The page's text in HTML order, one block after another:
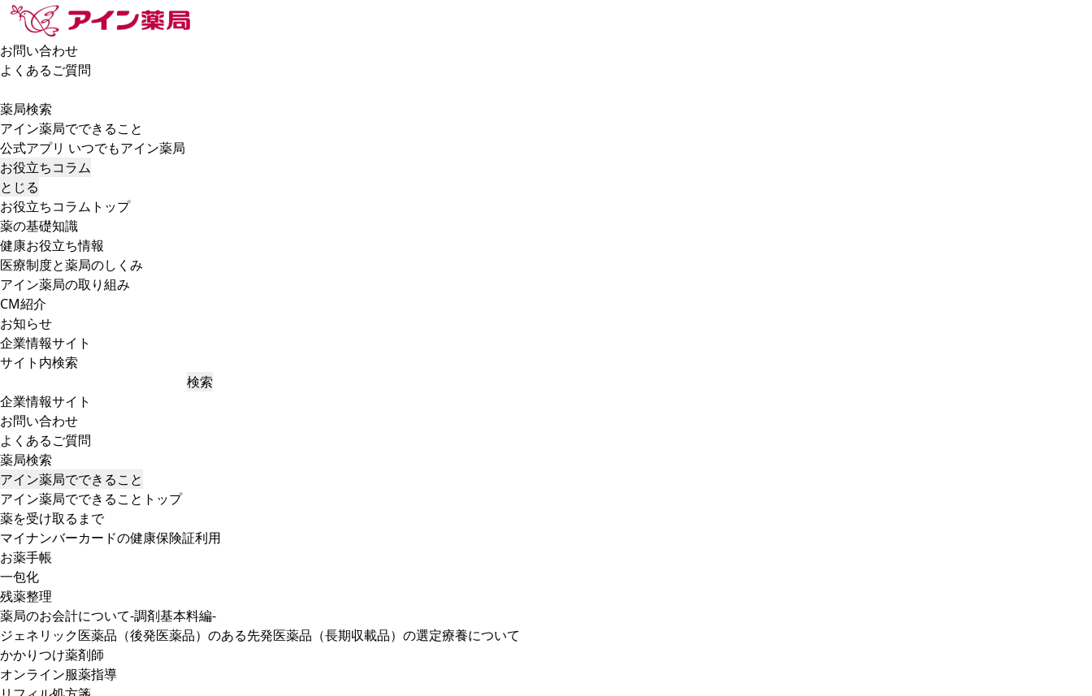
お問い合わせ
よくあるご質問
薬局検索
アイン薬局でできること
公式アプリ いつでもアイン薬局
お役立ちコラム
とじる
お役立ちコラムトップ
薬の基礎知識
健康お役立ち情報
医療制度と薬局のしくみ
アイン薬局の取り組み
CM紹介
お知らせ
企業情報サイト
サイト内検索
検索
企業情報サイト
お問い合わせ
よくあるご質問
薬局検索
アイン薬局でできること
アイン薬局でできることトップ
薬を受け取るまで
マイナンバーカードの健康保険証利用
お薬手帳
一包化
残薬整理
薬局のお会計について-調剤基本料編-
ジェネリック医薬品（後発医薬品）のある先発医薬品（長期収載品）の選定療養について
かかりつけ薬剤師
オンライン服薬指導